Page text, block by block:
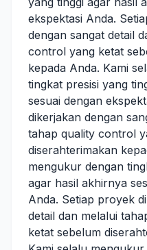
ekspektasi Anda.
dengan sangat detail
control yang ketat
kepada Anda. Kami
tingkat presisi yang
sesuai dengan
dikerjakan dengan
tahap quality control
diserahterimakan
mengukur dengan
agar hasil akhirnya
Anda. Setiap proyek
detail dan melalui
ketat sebelum